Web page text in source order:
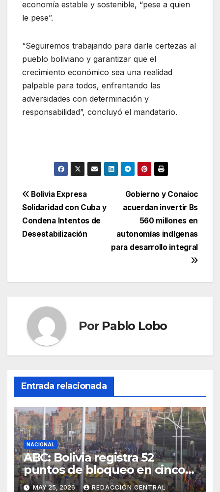
economía estable y sostenible, “pese a quien
le pese”.
“Seguiremos trabajando para darle certezas al
pueblo boliviano y garantizar que el
crecimiento económico sea una realidad
palpable para todos, enfrentando las
adversidades con determinación y
responsabilidad”, concluyó el mandatario.
Navegación
de
entradas
Gobierno y Conaioc
acuerdan invertir Bs
560 millones en
autonomías indígenas
para desarrollo integral
Bolivia Expresa
Solidaridad con Cuba y
Condena Intentos de
Desestabilización
Por Pablo Lobo
Entrada relacionada
NACIONAL
ABC: Bolivia registra 52
puntos de bloqueo en cinco
departamentos
MAY 25, 2026 REDACCIÓN CENTRAL